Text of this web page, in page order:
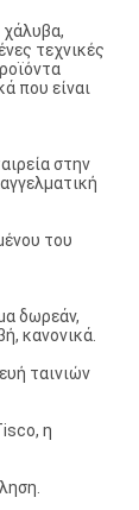
χάλυβα,
τεχνικές
που είναι
στην
του
δωρεάν,
κανονικά.
ταινιών
η